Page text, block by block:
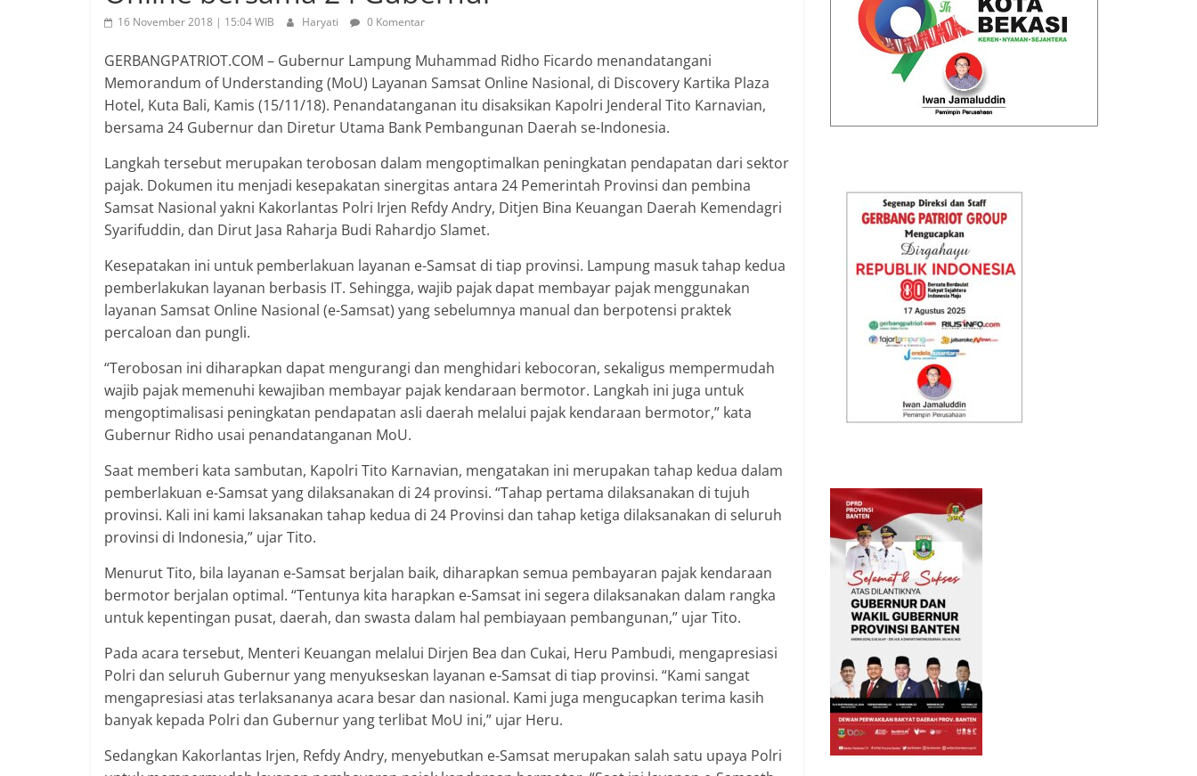
16 November 2018 | 15:04 WIB Haryati 0 Komentar
GERBANGPATRIOT.COM – Gubernur Lampung Muhammad Ridho Ficardo menandatangani
Memorandum of Understanding (MoU) Layanan Samsat Online Nasional, di Discovery Kartika Plaza
Hotel, Kuta Bali, Kamis (15/11/18). Penandatanganan itu disaksikan Kapolri Jenderal Tito Karnavian,
bersama 24 Gubernur dan Diretur Utama Bank Pembangunan Daerah se-Indonesia.
Langkah tersebut merupakan terobosan dalam mengoptimalkan peningkatan pendapatan dari sektor
pajak. Dokumen itu menjadi kesepakatan sinergitas antara 24 Pemerintah Provinsi dan pembina
Samsat Nasional yakni Kakorlantas Polri Irjen Refdy Andry, Ditjen Bina Keuangan Daerah Kemendagri
Syarifuddin, dan Dirut Jasa Raharja Budi Rahardjo Slamet.
Kesepatakan ini untuk pemberlakuan layanan e-Samsat di tiap provinsi. Lampung masuk tahap kedua
pemberlakukan layanan berbasis IT. Sehingga, wajib pajak dapat membayar pajak menggunakan
layanan Samsat Online Nasional (e-Samsat) yang sebelumnya manual dan berpotensi praktek
percaloan dan pungli.
“Terobosan ini diharapkan dapat mengurangi dan menghidari kebocoran, sekaligus mempermudah
wajib pajak memenuhi kewajiban membayar pajak kendaraan bermotor. Langkah ini juga untuk
mengoptimalisasi peningkatan pendapatan asli daerah melalui pajak kendaraan bermotor,” kata
Gubernur Ridho usai penandatanganan MoU.
Saat memberi kata sambutan, Kapolri Tito Karnavian, mengatakan ini merupakan tahap kedua dalam
pemberlakuan e-Samsat yang dilaksanakan di 24 provinsi. “Tahap pertama dilaksanakan di tujuh
provinsi. Kali ini kami laksanakan tahap kedua di 24 Provinsi dan tahap ketiga dilaksanakan di seluruh
provinsi di Indonesia,” ujar Tito.
Menurut Tito, bila layanan e-Samsat berjalan baik, diharapkan semua pembayaran pajak kendaraan
bermotor berjalan optimal. “Tentunya kita harapkan e-Samsat ini segera dilaksanakan dalam rangka
untuk kepentingan pusat, daerah, dan swasta dalam hal pembiayaan pembangunan,” ujar Tito.
Pada acara tersebut, Menteri Keuangan melalui Dirjen Bea dan Cukai, Heru Pambudi, mengapresiasi
Polri dan seluruh Gubernur yang menyukseskan layanan e-Samsat di tiap provinsi. “Kami sangat
mengapresiasi atas terlaksananya acara besar dan nasional. Kami juga mengucapkan terima kasih
banyak kepada Polri dan Gubernur yang terlibat MoU ini,” ujar Heru.
Sedangkan Kakorlantas Irjen, Refdy Andry, menyebutkan e-Samsat merupakan salah satu upaya Polri